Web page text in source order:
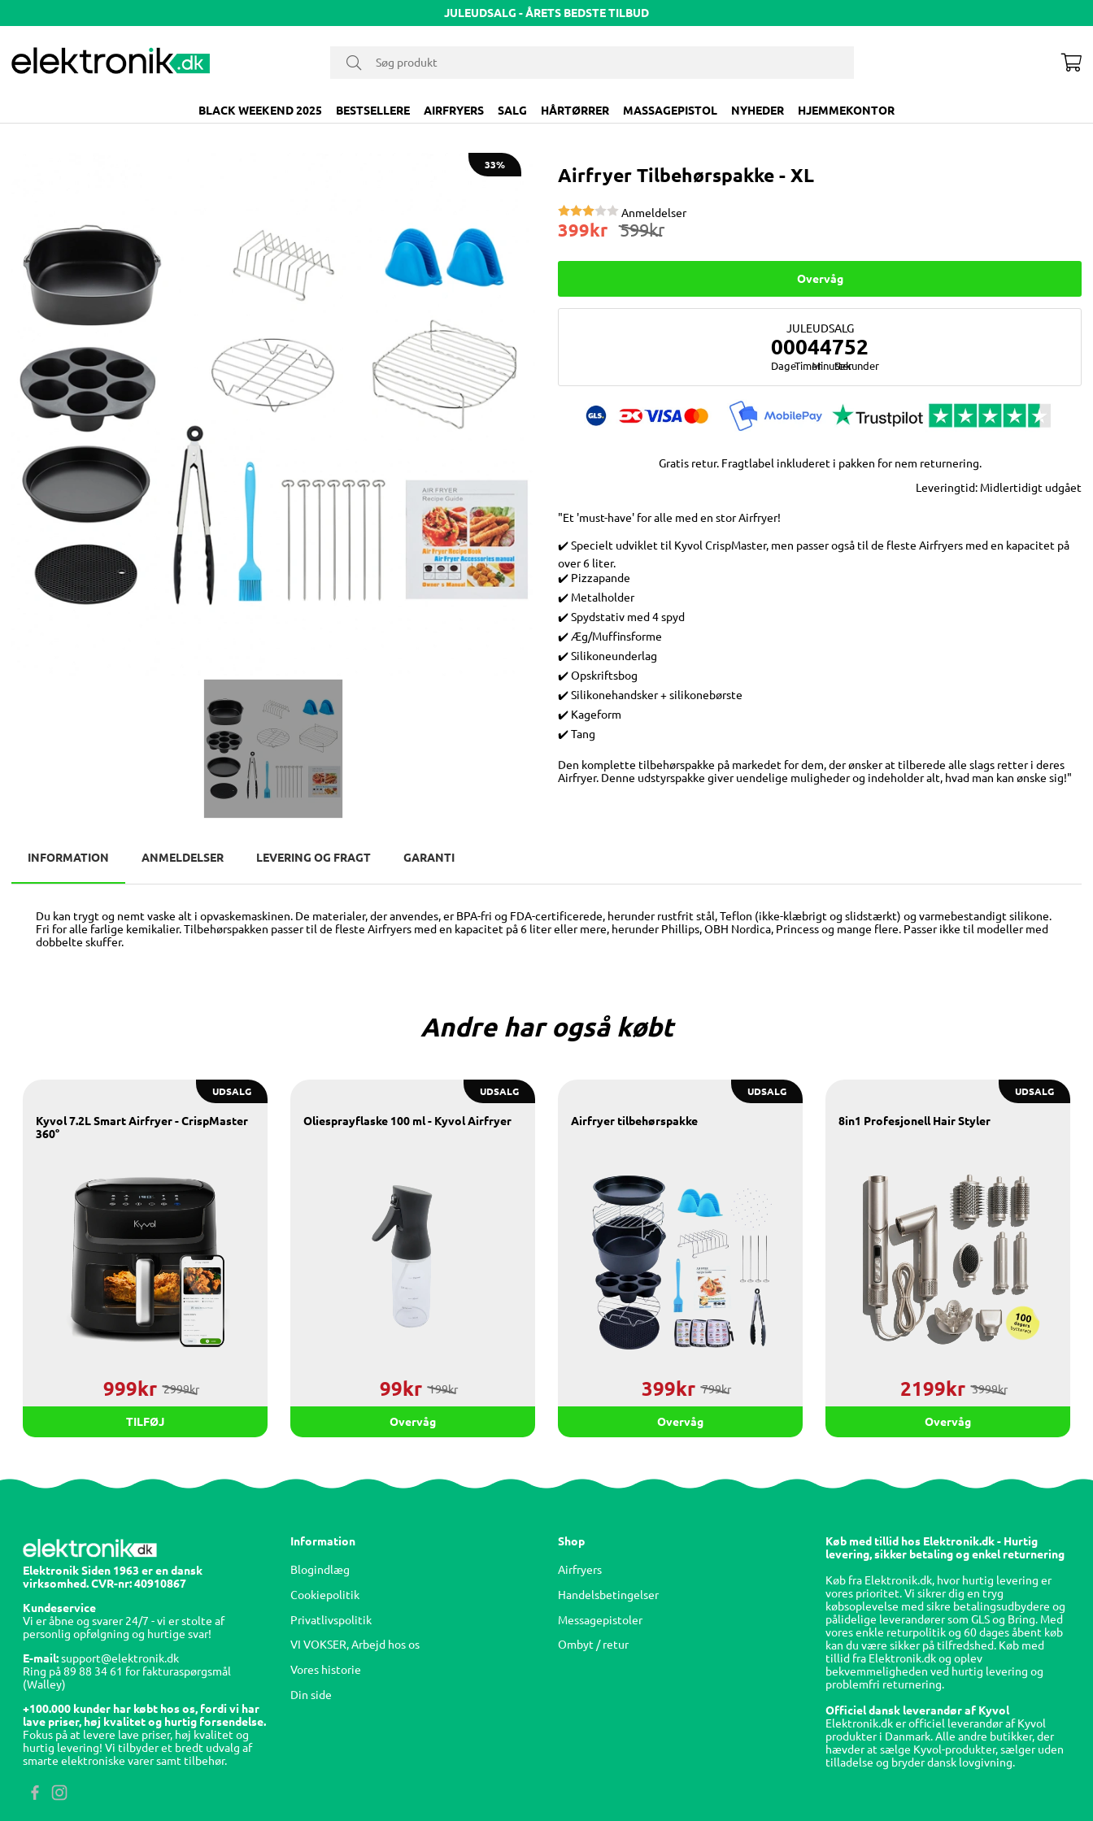
JULEUDSALG - ÅRETS BEDSTE TILBUD
BLACK WEEKEND 2025 BESTSELLERE AIRFRYERS SALG HÅRTØRRER MASSAGEPISTOL NYHEDER HJEMMEKONTOR
33
Airfryer Tilbehørspakke - XL
Anmeldelser
599kr
399kr
Overvåg
JULEUDSALG
00044751
Gratis retur. Fragtlabel inkluderet i pakken for nem returnering.
Leveringtid: Midlertidigt udgået
"Et 'must-have' for alle med en stor Airfryer!
✔️ Specielt udviklet til Kyvol CrispMaster, men passer også til de fleste Airfryers med en kapacitet på
over 6 liter.
✔️ Pizzapande
✔️ Metalholder
✔️ Spydstativ med 4 spyd
✔️ Æg/Muffinsforme
✔️ Silikoneunderlag
✔️ Opskriftsbog
✔️ Silikonehandsker + silikonebørste
✔️ Kageform
✔️ Tang
Den komplette tilbehørspakke på markedet for dem, der ønsker at tilberede alle slags retter i deres
Airfryer. Denne udstyrspakke giver uendelige muligheder og indeholder alt, hvad man kan ønske sig!"
INFORMATION ANMELDELSER LEVERING OG FRAGT GARANTI
Du kan trygt og nemt vaske alt i opvaskemaskinen. De materialer, der anvendes, er BPA-fri og FDA-certificerede, herunder rustfrit stål, Teflon (ikke-klæbrigt og slidstærkt) og varmebestandigt silikone.
Fri for alle farlige kemikalier. Tilbehørspakken passer til de fleste Airfryers med en kapacitet på 6 liter eller mere, herunder Phillips, OBH Nordica, Princess og mange flere. Passer ikke til modeller med
dobbelte skuffer.
Andre har også købt
UDSALG
Kyvol 7.2L Smart Airfryer - CrispMaster
360°
999kr 2999kr
TILFØJ
UDSALG
Oliesprayflaske 100 ml - Kyvol Airfryer
99kr 199kr
Overvåg
UDSALG
Airfryer tilbehørspakke
399kr 799kr
Overvåg
UDSALG
8in1 Profesjonell Hair Styler
2199kr 3999kr
Overvåg
Elektronik Siden 1963 er en dansk
virksomhed. CVR-nr: 40910867
Kundeservice
Vi er åbne og svarer 24/7 - vi er stolte af
personlig opfølgning og hurtige svar!
E-mail:support@elektronik.dk
Ring på89 88 34 61 for fakturaspørgsmål
(Walley)
+100.000 kunder har købt hos os, fordi vi har
lave priser, høj kvalitet og hurtig forsendelse.
Fokus på at levere lave priser, høj kvalitet og
hurtig levering! Vi tilbyder et bredt udvalg af
smarte elektroniske varer samt tilbehør.
Information
Blogindlæg
Cookiepolitik
Privatlivspolitik
VI VOKSER, Arbejd hos os
Vores historie
Din side
Shop
Airfryers
Handelsbetingelser
Messagepistoler
Ombyt / retur
Køb med tillid hos Elektronik.dk - Hurtig
levering, sikker betaling og enkel returnering
Køb fra Elektronik.dk, hvor hurtig levering er
vores prioritet. Vi sikrer dig en tryg
købsoplevelse med sikre betalingsudbydere og
pålidelige leverandører som GLS og Bring. Med
vores enkle returpolitik og 60 dages åbent køb
kan du være sikker på tilfredshed. Køb med
tillid fra Elektronik.dk og oplev
bekvemmeligheden ved hurtig levering og
problemfri returnering.
Officiel dansk leverandør af Kyvol
Elektronik.dk er officiel leverandør af Kyvol
produkter i Danmark. Alle andre butikker, der
hævder at sælge Kyvol-produkter, sælger uden
tilladelse og bryder dansk lovgivning.